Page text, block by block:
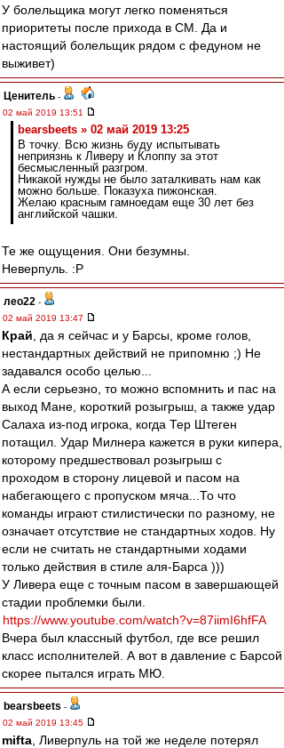
У болельщика могут легко поменяться
приоритеты после прихода в СМ. Да и
настоящий болельщик рядом с федуном не
выживет)
Ценитель -
02 май 2019 13:51
bearsbeets » 02 май 2019 13:25
В точку. Всю жизнь буду испытывать
неприязнь к Ливеру и Клоппу за этот
бесмысленный разгром.
Никакой нужды не было заталкивать нам как
можно больше. Показуха пижонская.
Желаю красным гамноедам еще 30 лет без
английской чашки.
Те же ощущения. Они безумны.
Неверпуль. :Р
лео22 -
02 май 2019 13:47
Край , да я сейчас и у Барсы, кроме голов,
нестандартных действий не припомню ;) Не
задавался особо целью...
А если серьезно, то можно вспомнить и пас на
выход Мане, короткий розыгрыш, а также удар
Салаха из-под игрока, когда Тер Штеген
потащил. Удар Милнера кажется в руки кипера,
которому предшествовал розыгрыш с
проходом в сторону лицевой и пасом на
набегающего с пропуском мяча...То что
команды играют стилистически по разному, не
означает отсутствие не стандартных ходов. Ну
если не считать не стандартными ходами
только действия в стиле аля-Барса )))
У Ливера еще с точным пасом в завершающей
стадии проблемки были.
https://www.youtube.com/watch?v=87iimI6hfFA
Вчера был классный футбол, где все решил
класс исполнителей. А вот в давление с Барсой
скорее пытался играть МЮ.
bearsbeets -
02 май 2019 13:45
mifta , Ливерпуль на той же неделе потерял